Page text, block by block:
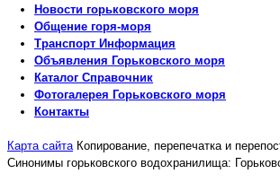
Новости горьковского моря
Общение горя-моря
Транспорт Информация
Объявления Горьковского моря
Каталог Справочник
Фотогалерея Горьковского моря
Контакты
Карта сайта Копирование, перепечатка и
Синонимы горьковского водохранилища: